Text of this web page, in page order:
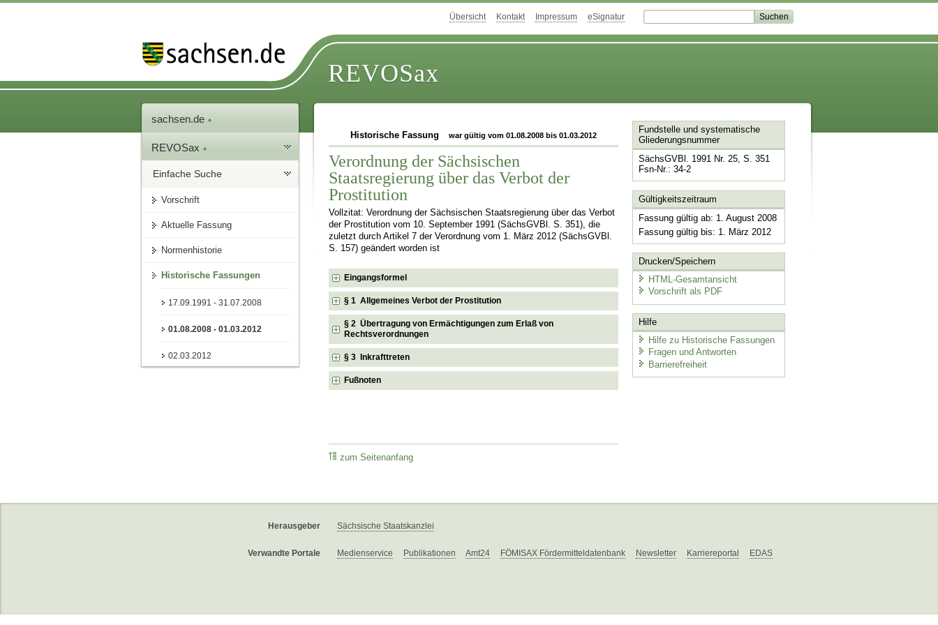
Übersicht Kontakt Impressum eSignatur
REVOSax
sachsen.de
REVOSax
Einfache Suche
Vorschrift
Aktuelle Fassung
Normenhistorie
Historische Fassungen
17.09.1991 - 31.07.2008
01.08.2008 - 01.03.2012
02.03.2012
Historische Fassung war gültig vom 01.08.2008 bis 01.03.2012
Verordnung der Sächsischen
Staatsregierung über das Verbot der
Prostitution
Vollzitat: Verordnung der Sächsischen Staatsregierung über das Verbot
der Prostitution vom 10. September 1991 (SächsGVBl. S. 351), die
zuletzt durch Artikel 7 der Verordnung vom 1. März 2012 (SächsGVBl.
S. 157) geändert worden ist
Eingangsformel
§ 1 Allgemeines Verbot der Prostitution
§ 2 Übertragung von Ermächtigungen zum Erlaß von
Rechtsverordnungen
§ 3 Inkrafttreten
Fußnoten
zum Seitenanfang
Fundstelle und systematische
Gliederungsnummer
SächsGVBl. 1991 Nr. 25, S. 351
Fsn-Nr.: 34-2
Gültigkeitszeitraum
Fassung gültig ab: 1. August 2008
Fassung gültig bis: 1. März 2012
Drucken/Speichern
HTML-Gesamtansicht
Vorschrift als PDF
Hilfe
Hilfe zu Historische Fassungen
Fragen und Antworten
Barrierefreiheit
Herausgeber Sächsische Staatskanzlei
Verwandte Portale Medienservice Publikationen Amt24 FÖMISAX Fördermitteldatenbank Newsletter Karriereportal EDAS